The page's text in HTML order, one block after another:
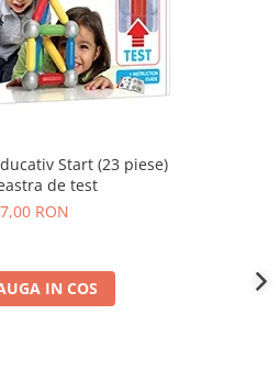
Start (23 piese)
de test
RON
IN COS